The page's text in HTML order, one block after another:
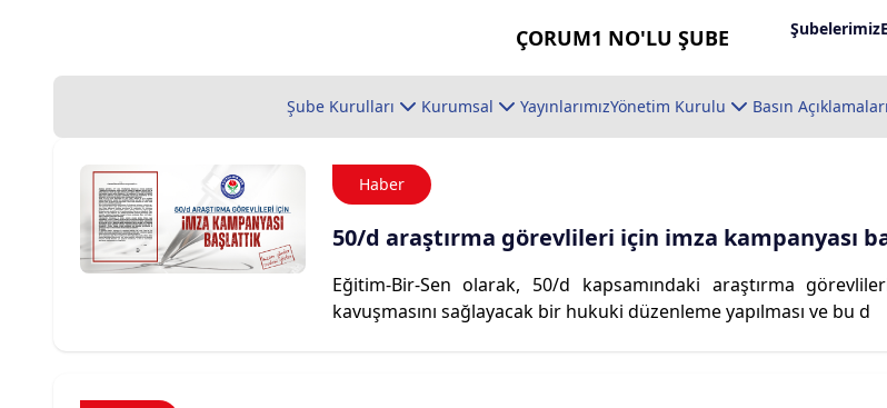
ÇORUM1 NO'LU ŞUBE Şubelerimiz
Şube Kurulları Kurumsal YayınlarımızYönetim Kurulu Basın Açıklamaları
Haber
50/d araştırma görevlileri için imza kampanyası
Eğitim-Bir-Sen olarak, 50/d kapsamındaki araştırma
kavuşmasını sağlayacak bir hukuki düzenleme yapılması ve bu d